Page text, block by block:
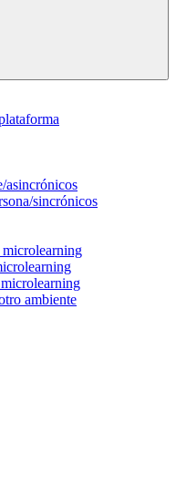
asincrónicos
sincrónicos
ambiente